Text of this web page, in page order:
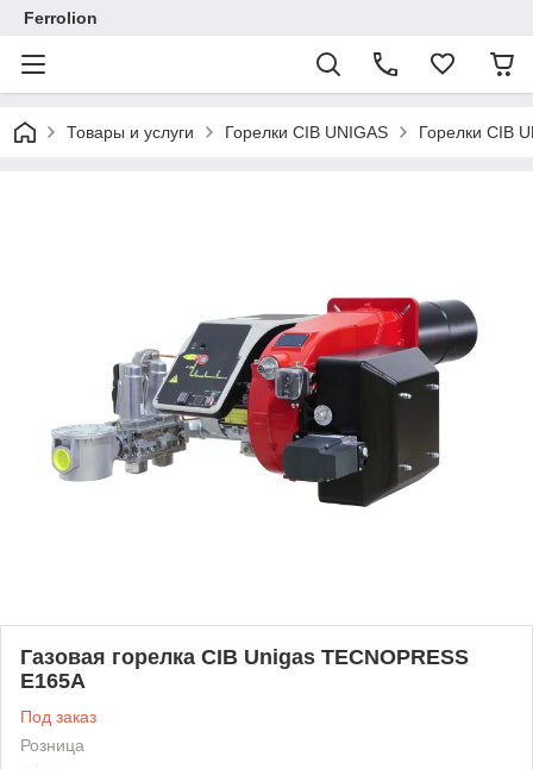
Ferrolion
Товары и услуги Горелки CIB UNIGAS Горелки CIB
Газовая горелка CIB Unigas TECNOPRESS
E165A
Под заказ
Розница